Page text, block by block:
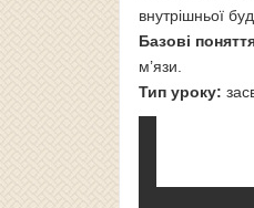
внутрішньої
Базові
м’язи.
Тип уроку: